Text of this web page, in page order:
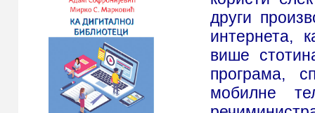
други
интернета,
више
програма,
мобилне